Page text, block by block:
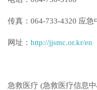
传真：064-733-4320 应急
网址： http://jjsmc.or.kr/en
急救医疗 (急救医疗信息